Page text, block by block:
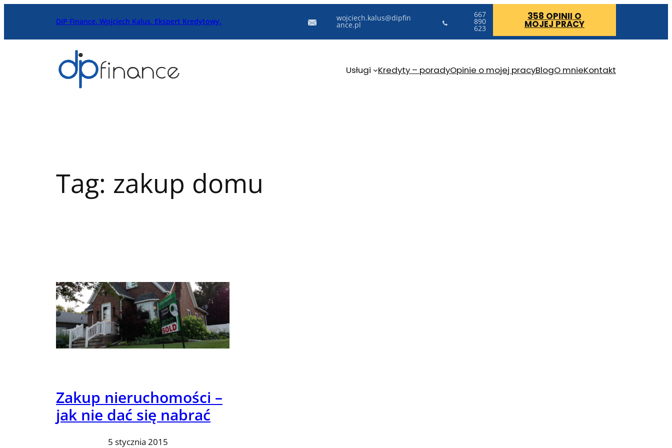
DiP Finance. Wojciech Kalus. Ekspert Kredytowy. wojciech.kalus@dipfin
ance.pl
667
890
623
358 OPINII O
MOJEJ PRACY
Usługi Kredyty – poradyOpinie o mojej pracyBlogO mnieKontakt
Tag: zakup domu
Zakup nieruchomości –
jak nie dać się nabrać
5 stycznia 2015